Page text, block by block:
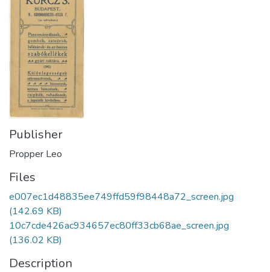
Publisher
Propper Leo
Files
e007ec1d48835ee749ffd59f98448a72_screen.jpg
(142.69 KB)
10c7cde426ac934657ec80ff33cb68ae_screen.jpg
(136.02 KB)
Description